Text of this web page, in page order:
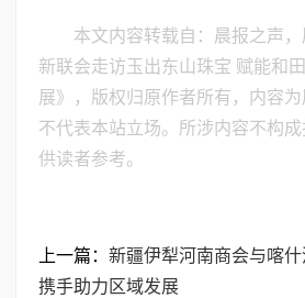
本文内容转载自：晨报之声
新联会走访玉出东山珠宝 赋能和
展》，版权归原作者所有，内容为
不代表本站立场。所涉内容不构
供读者参考。
上一篇： 新疆伊犁河南商会与喀
携手助力区域发展